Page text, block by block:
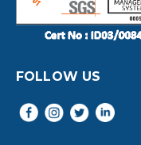
FOLLOW US